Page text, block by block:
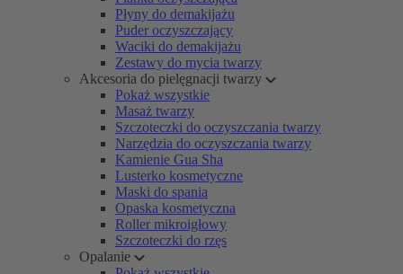
Płyny do demakijażu
Puder oczyszczający
Waciki do demakijażu
Zestawy do mycia twarzy
Akcesoria do pielęgnacji twarzy
Pokaż wszystkie
Masaż twarzy
Szczoteczki do oczyszczania twarzy
Narzędzia do oczyszczania twarzy
Kamienie Gua Sha
Lusterko kosmetyczne
Maski do spania
Opaska kosmetyczna
Roller mikroigłowy
Szczoteczki do rzęs
Opalanie